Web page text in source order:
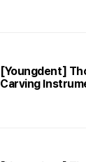
[Youngdent]
Carving